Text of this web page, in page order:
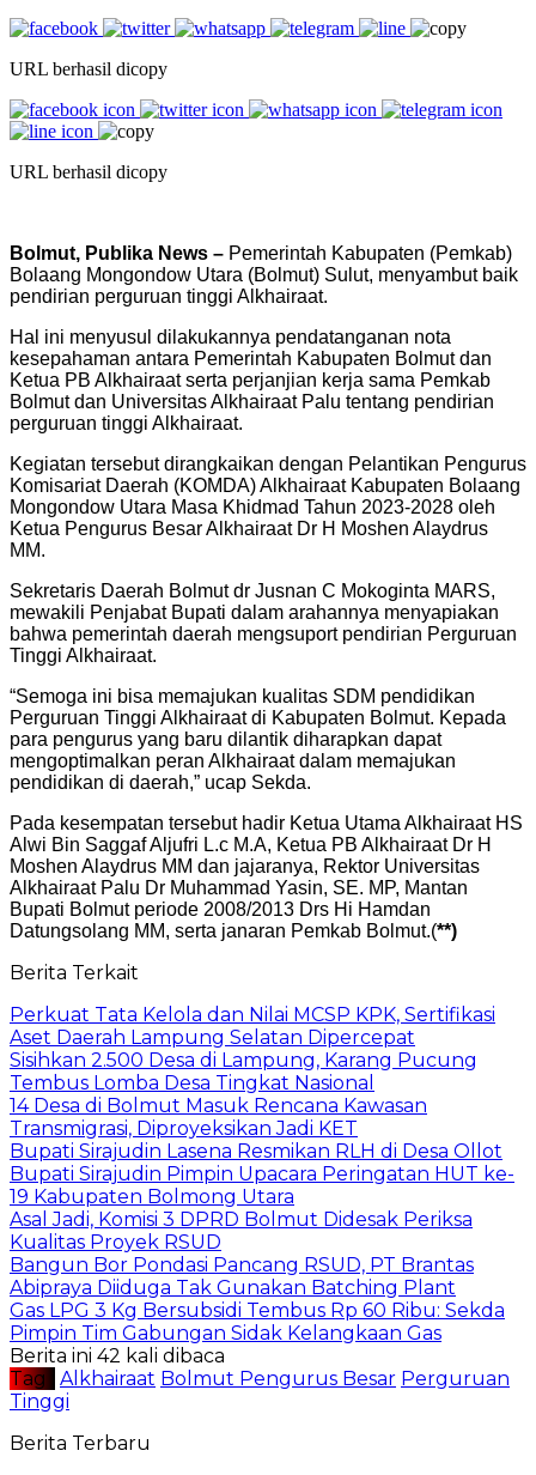
URL berhasil dicopy
URL berhasil dicopy
Bolmut, Publika News – Pemerintah Kabupaten (Pemkab)
Bolaang Mongondow Utara (Bolmut) Sulut, menyambut baik
pendirian perguruan tinggi Alkhairaat.
Hal ini menyusul dilakukannya pendatanganan nota
kesepahaman antara Pemerintah Kabupaten Bolmut dan
Ketua PB Alkhairaat serta perjanjian kerja sama Pemkab
Bolmut dan Universitas Alkhairaat Palu tentang pendirian
perguruan tinggi Alkhairaat.
Kegiatan tersebut dirangkaikan dengan Pelantikan Pengurus
Komisariat Daerah (KOMDA) Alkhairaat Kabupaten Bolaang
Mongondow Utara Masa Khidmad Tahun 2023-2028 oleh
Ketua Pengurus Besar Alkhairaat Dr H Moshen Alaydrus
MM.
Sekretaris Daerah Bolmut dr Jusnan C Mokoginta MARS,
mewakili Penjabat Bupati dalam arahannya menyapiakan
bahwa pemerintah daerah mengsuport pendirian Perguruan
Tinggi Alkhairaat.
“Semoga ini bisa memajukan kualitas SDM pendidikan
Perguruan Tinggi Alkhairaat di Kabupaten Bolmut. Kepada
para pengurus yang baru dilantik diharapkan dapat
mengoptimalkan peran Alkhairaat dalam memajukan
pendidikan di daerah,” ucap Sekda.
Pada kesempatan tersebut hadir Ketua Utama Alkhairaat HS
Alwi Bin Saggaf Aljufri L.c M.A, Ketua PB Alkhairaat Dr H
Moshen Alaydrus MM dan jajaranya, Rektor Universitas
Alkhairaat Palu Dr Muhammad Yasin, SE. MP, Mantan
Bupati Bolmut periode 2008/2013 Drs Hi Hamdan
Datungsolang MM, serta janaran Pemkab Bolmut.(**)
Berita Terkait
Perkuat Tata Kelola dan Nilai MCSP KPK, Sertifikasi
Aset Daerah Lampung Selatan Dipercepat
Sisihkan 2.500 Desa di Lampung, Karang Pucung
Tembus Lomba Desa Tingkat Nasional
14 Desa di Bolmut Masuk Rencana Kawasan
Transmigrasi, Diproyeksikan Jadi KET
Bupati Sirajudin Lasena Resmikan RLH di Desa Ollot
Bupati Sirajudin Pimpin Upacara Peringatan HUT ke-
19 Kabupaten Bolmong Utara
Asal Jadi, Komisi 3 DPRD Bolmut Didesak Periksa
Kualitas Proyek RSUD
Bangun Bor Pondasi Pancang RSUD, PT Brantas
Abipraya Diiduga Tak Gunakan Batching Plant
Gas LPG 3 Kg Bersubsidi Tembus Rp 60 Ribu: Sekda
Pimpin Tim Gabungan Sidak Kelangkaan Gas
Berita ini 42 kali dibaca
Tag :
Alkhairaat Bolmut Pengurus Besar Perguruan
Tinggi
Berita Terbaru